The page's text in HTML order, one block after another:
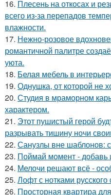
16. Плесень на откосах и
всего из-за перепадов
влажности.
17. Нежно-розовое
романтичной палитре
уюта.
18. Белая мебель в
19. Однушка, от которой не
20. Студия в мраморном
характером.
21. Этот пушистый герой
разрывать тишину ночи
22. Санузлы вне шаблонов:
23. Поймай момент - добавь
24. Мелочи решают всё -
25. Лофт с нотками русского
26. Просторная квартира